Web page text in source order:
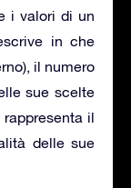
i valori di un
in che
il numero
sue scelte
rappresenta il
delle sue